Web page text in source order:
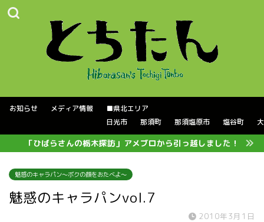
お知らせ メディア情報
■県北エリア
日光市
那須町 那須塩原市 塩谷町
「ひばらさんの栃木探訪」アメブロから引っ越しました！
魅惑のキャラパン～ボクの顔をおたべよ～
魅惑のキャラパンvol.7
2010年3月1日